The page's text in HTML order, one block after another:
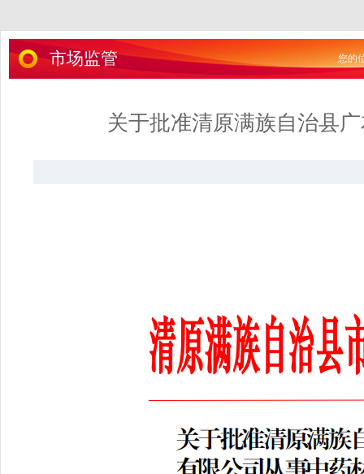
市场监管 您的
关于批准清原满族自治县